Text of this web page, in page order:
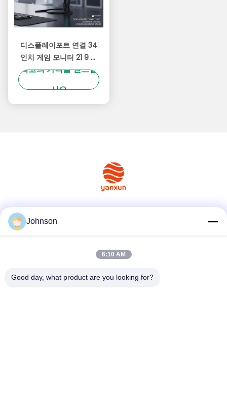
디스플레이포트 연결 34
인치 게임 모니터 21 9 측
면 비율 높이 조절 스탠드
최고의 가격을 얻으십
시오
Tel
Johnson
6:10 AM
Good day, what product are you looking for?